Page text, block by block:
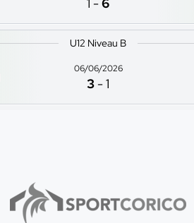
U12 Niveau B
06/06/2026
3 -1